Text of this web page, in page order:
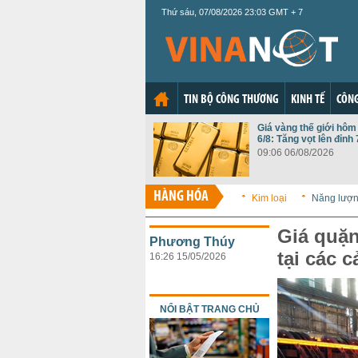
Thứ sáu, 07/08/2026 23:03 GMT + 7
TIN BỘ CÔNG THƯƠNG KINH TẾ
Giá vàng thế giới
6/8: Tăng vọt lên đỉnh
09:06 06/08/2026
HÀNG HÓA Kim loại Năng
Giá
tại các
Phương Thúy
16:26 15/05/2026
NỔI BẬT TRANG CHỦ